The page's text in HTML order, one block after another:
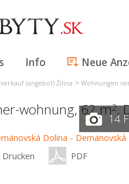
Info Neue
(angebot) Žilina > Wohnungen
wohnung, 62 m2,
14
Drucken PDF